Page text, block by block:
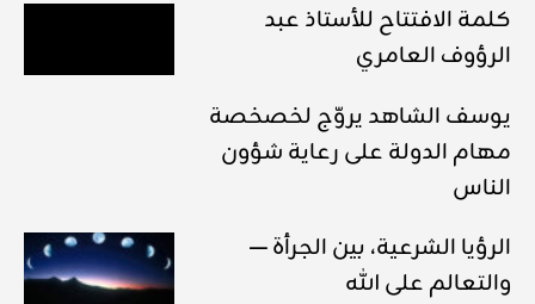
كلمة الافتتاح للأستاذ عبد
الرؤوف العامري
يوسف الشاهد يروّج لخصخصة
مهام الدولة على رعاية شؤون
الناس
— الرؤيا الشرعية، بين الجرأة
والتعالم على الله